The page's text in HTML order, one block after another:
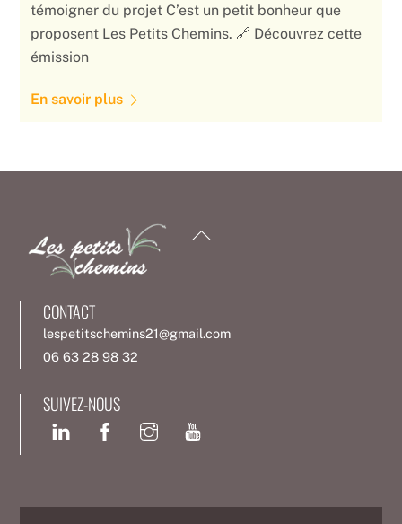
témoigner du projet C’est un petit bonheur que
proposent Les Petits Chemins. 🔗 Découvrez cette
émission
En savoir plus
Back
CONTACT
lespetitschemins21@gmail.com
06 63 28 98 32
SUIVEZ-NOUS
Facebook